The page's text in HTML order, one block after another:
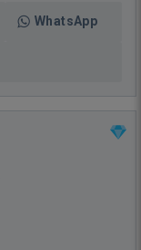
WhatsApp